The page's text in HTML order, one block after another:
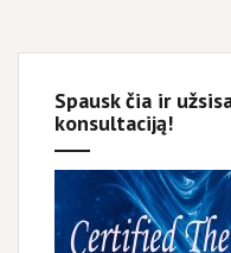
Spausk čia ir
konsultaciją!